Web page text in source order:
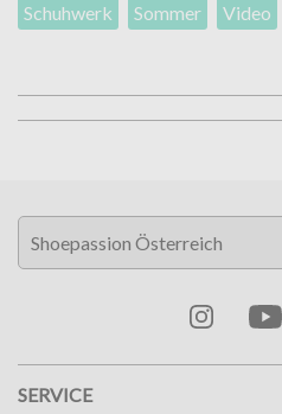
Schuhwerk
Sommer Video
SERVICE